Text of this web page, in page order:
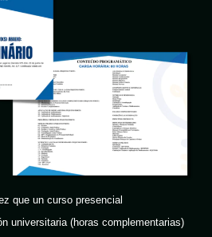
que un curso presencial
universitaria (horas complementarias)